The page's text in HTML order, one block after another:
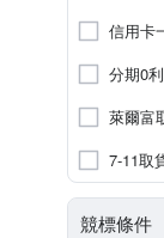
信用卡
分期0
萊爾富
7-11取
競標條件